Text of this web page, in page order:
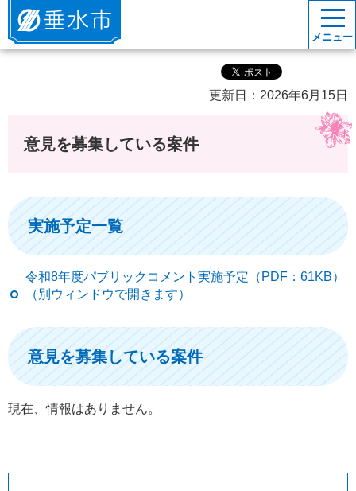
垂水市
メニュー
更新日：2026年6月15日
意見を募集している案件
実施予定一覧
令和8年度パブリックコメント実施予定（PDF：61KB）
（別ウィンドウで開きます）
意見を募集している案件
現在、情報はありません。